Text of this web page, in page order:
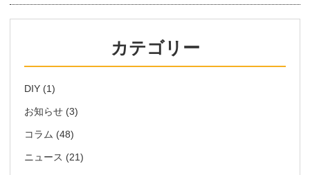
カテゴリー
DIY (1)
お知らせ (3)
コラム (48)
ニュース (21)